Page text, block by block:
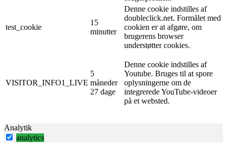
test_cookie
15
minutter
Denne cookie indstilles af
doubleclick.net. Formålet med
cookien er at afgøre, om
brugerens browser
understøtter cookies.
VISITOR_INFO1_LIVE
5
måneder
27 dage
Denne cookie indstilles af
Youtube. Bruges til at spore
oplysningerne om de
integrerede YouTube-videoer
på et websted.
Analytik
analytics